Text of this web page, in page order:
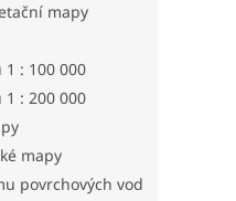
mapy
: 100 000
: 200 000
mapy
povrchových vod